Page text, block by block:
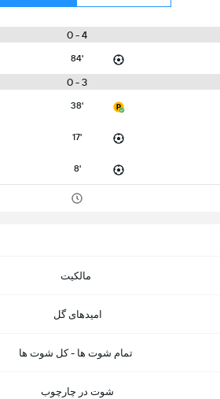
4 - 0
84'
3 - 0
38'
17'
8'
مالکیت
امیدهای گل
تمام شوت ها - کل شوت ها
شوت در چارچوب